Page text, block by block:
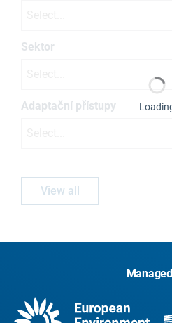
Sektor
Adaptační přístupy
View all